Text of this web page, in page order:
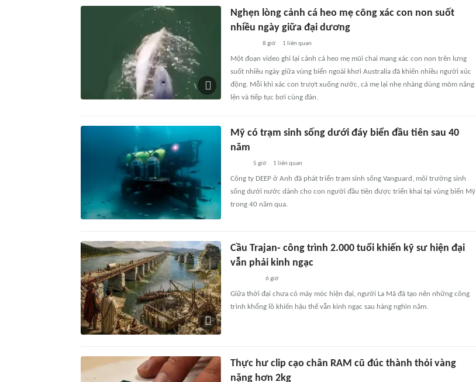
Nghẹn lòng cảnh cá heo mẹ cõng xác con non suốt
nhiều ngày giữa đại dương
8 giờ 1 liên quan
Một đoạn video ghi lại cảnh cá heo mẹ mũi chai mang xác con non trên lưng
suốt nhiều ngày giữa vùng biển ngoài khơi Australia đã khiến nhiều người xúc
động. Mỗi khi xác con trượt xuống nước, cá mẹ lại nhẹ nhàng dùng mõm nâng
lên và tiếp tục bơi cùng đàn.
Mỹ có trạm sinh sống dưới đáy biển đầu tiên sau 40
năm
5 giờ 1 liên quan
Công ty DEEP ở Anh đã phát triển trạm sinh sống Vanguard, môi trường sinh
sống dưới nước dành cho con người đầu tiên được triển khai tại vùng biển Mỹ
trong 40 năm qua.
Cầu Trajan- công trình 2.000 tuổi khiến kỹ sư hiện đại
vẫn phải kinh ngạc
6 giờ
Giữa thời đại chưa có máy móc hiện đại, người La Mã đã tạo nên những công
trình khổng lồ khiến hậu thế vẫn kinh ngạc sau hàng nghìn năm.
Thực hư clip cạo chân RAM cũ đúc thành thỏi vàng
nặng hơn 2kg